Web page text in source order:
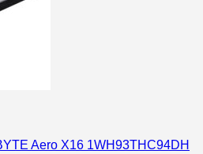
Aero X16 1WH93THC94DH